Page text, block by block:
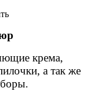
крема,
а так же